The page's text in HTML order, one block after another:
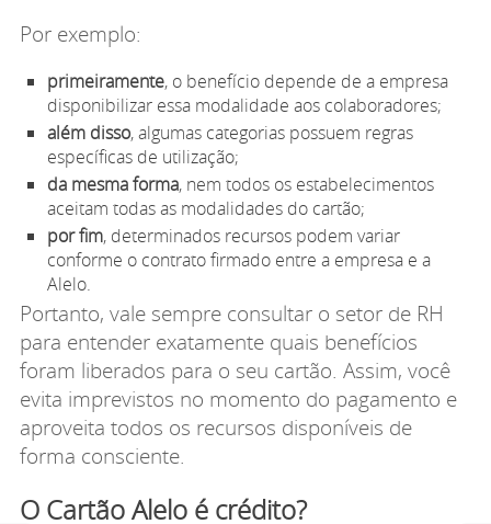
Por exemplo:
primeiramente, o benefício depende de a empresa
disponibilizar essa modalidade aos colaboradores;
além disso, algumas categorias possuem regras
específicas de utilização;
da mesma forma, nem todos os estabelecimentos
aceitam todas as modalidades do cartão;
por fim, determinados recursos podem variar
conforme o contrato firmado entre a empresa e a
Alelo.
Portanto, vale sempre consultar o setor de RH
para entender exatamente quais benefícios
foram liberados para o seu cartão. Assim, você
evita imprevistos no momento do pagamento e
aproveita todos os recursos disponíveis de
forma consciente.
O Cartão Alelo é crédito?